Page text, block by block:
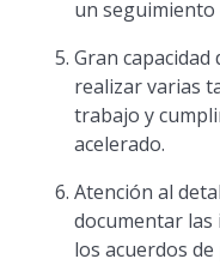
un seguimiento
Gran
realizar varias
trabajo y
acelerado.
Atención al
documentar las
los acuerdos de